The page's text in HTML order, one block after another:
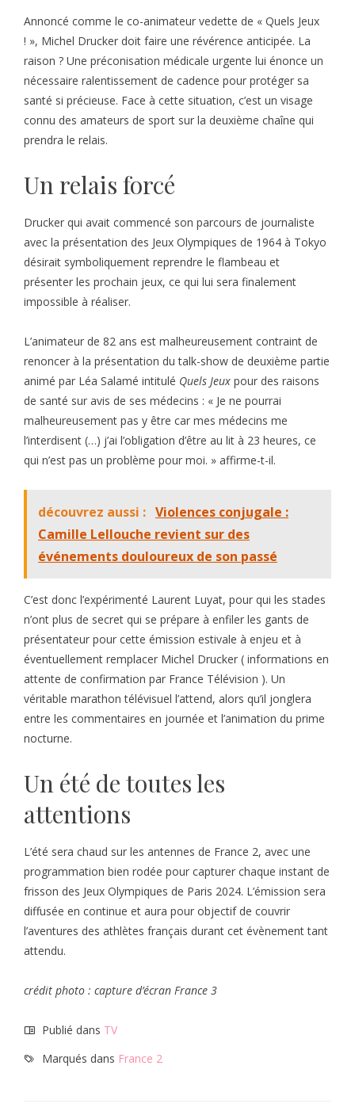
Annoncé comme le co-animateur vedette de « Quels Jeux
! », Michel Drucker doit faire une révérence anticipée. La
raison ? Une préconisation médicale urgente lui énonce un
nécessaire ralentissement de cadence pour protéger sa
santé si précieuse. Face à cette situation, c’est un visage
connu des amateurs de sport sur la deuxième chaîne qui
prendra le relais.
Un relais forcé
Drucker qui avait commencé son parcours de journaliste
avec la présentation des Jeux Olympiques de 1964 à Tokyo
désirait symboliquement reprendre le flambeau et
présenter les prochain jeux, ce qui lui sera finalement
impossible à réaliser.
L’animateur de 82 ans est malheureusement contraint de
renoncer à la présentation du talk-show de deuxième partie
animé par Léa Salamé intitulé Quels Jeux pour des raisons
de santé sur avis de ses médecins : « Je ne pourrai
malheureusement pas y être car mes médecins me
l’interdisent (…) j’ai l’obligation d’être au lit à 23 heures, ce
qui n’est pas un problème pour moi. » affirme-t-il.
découvrez aussi : Violences conjugale :
Camille Lellouche revient sur des
événements douloureux de son passé
C’est donc l’expérimenté Laurent Luyat, pour qui les stades
n’ont plus de secret qui se prépare à enfiler les gants de
présentateur pour cette émission estivale à enjeu et à
éventuellement remplacer Michel Drucker ( informations en
attente de confirmation par France Télévision ). Un
véritable marathon télévisuel l’attend, alors qu’il jonglera
entre les commentaires en journée et l’animation du prime
nocturne.
Un été de toutes les
attentions
L’été sera chaud sur les antennes de France 2, avec une
programmation bien rodée pour capturer chaque instant de
frisson des Jeux Olympiques de Paris 2024. L’émission sera
diffusée en continue et aura pour objectif de couvrir
l’aventures des athlètes français durant cet évènement tant
attendu.
crédit photo : capture d’écran France 3
Publié dans TV
Marqués dans France 2